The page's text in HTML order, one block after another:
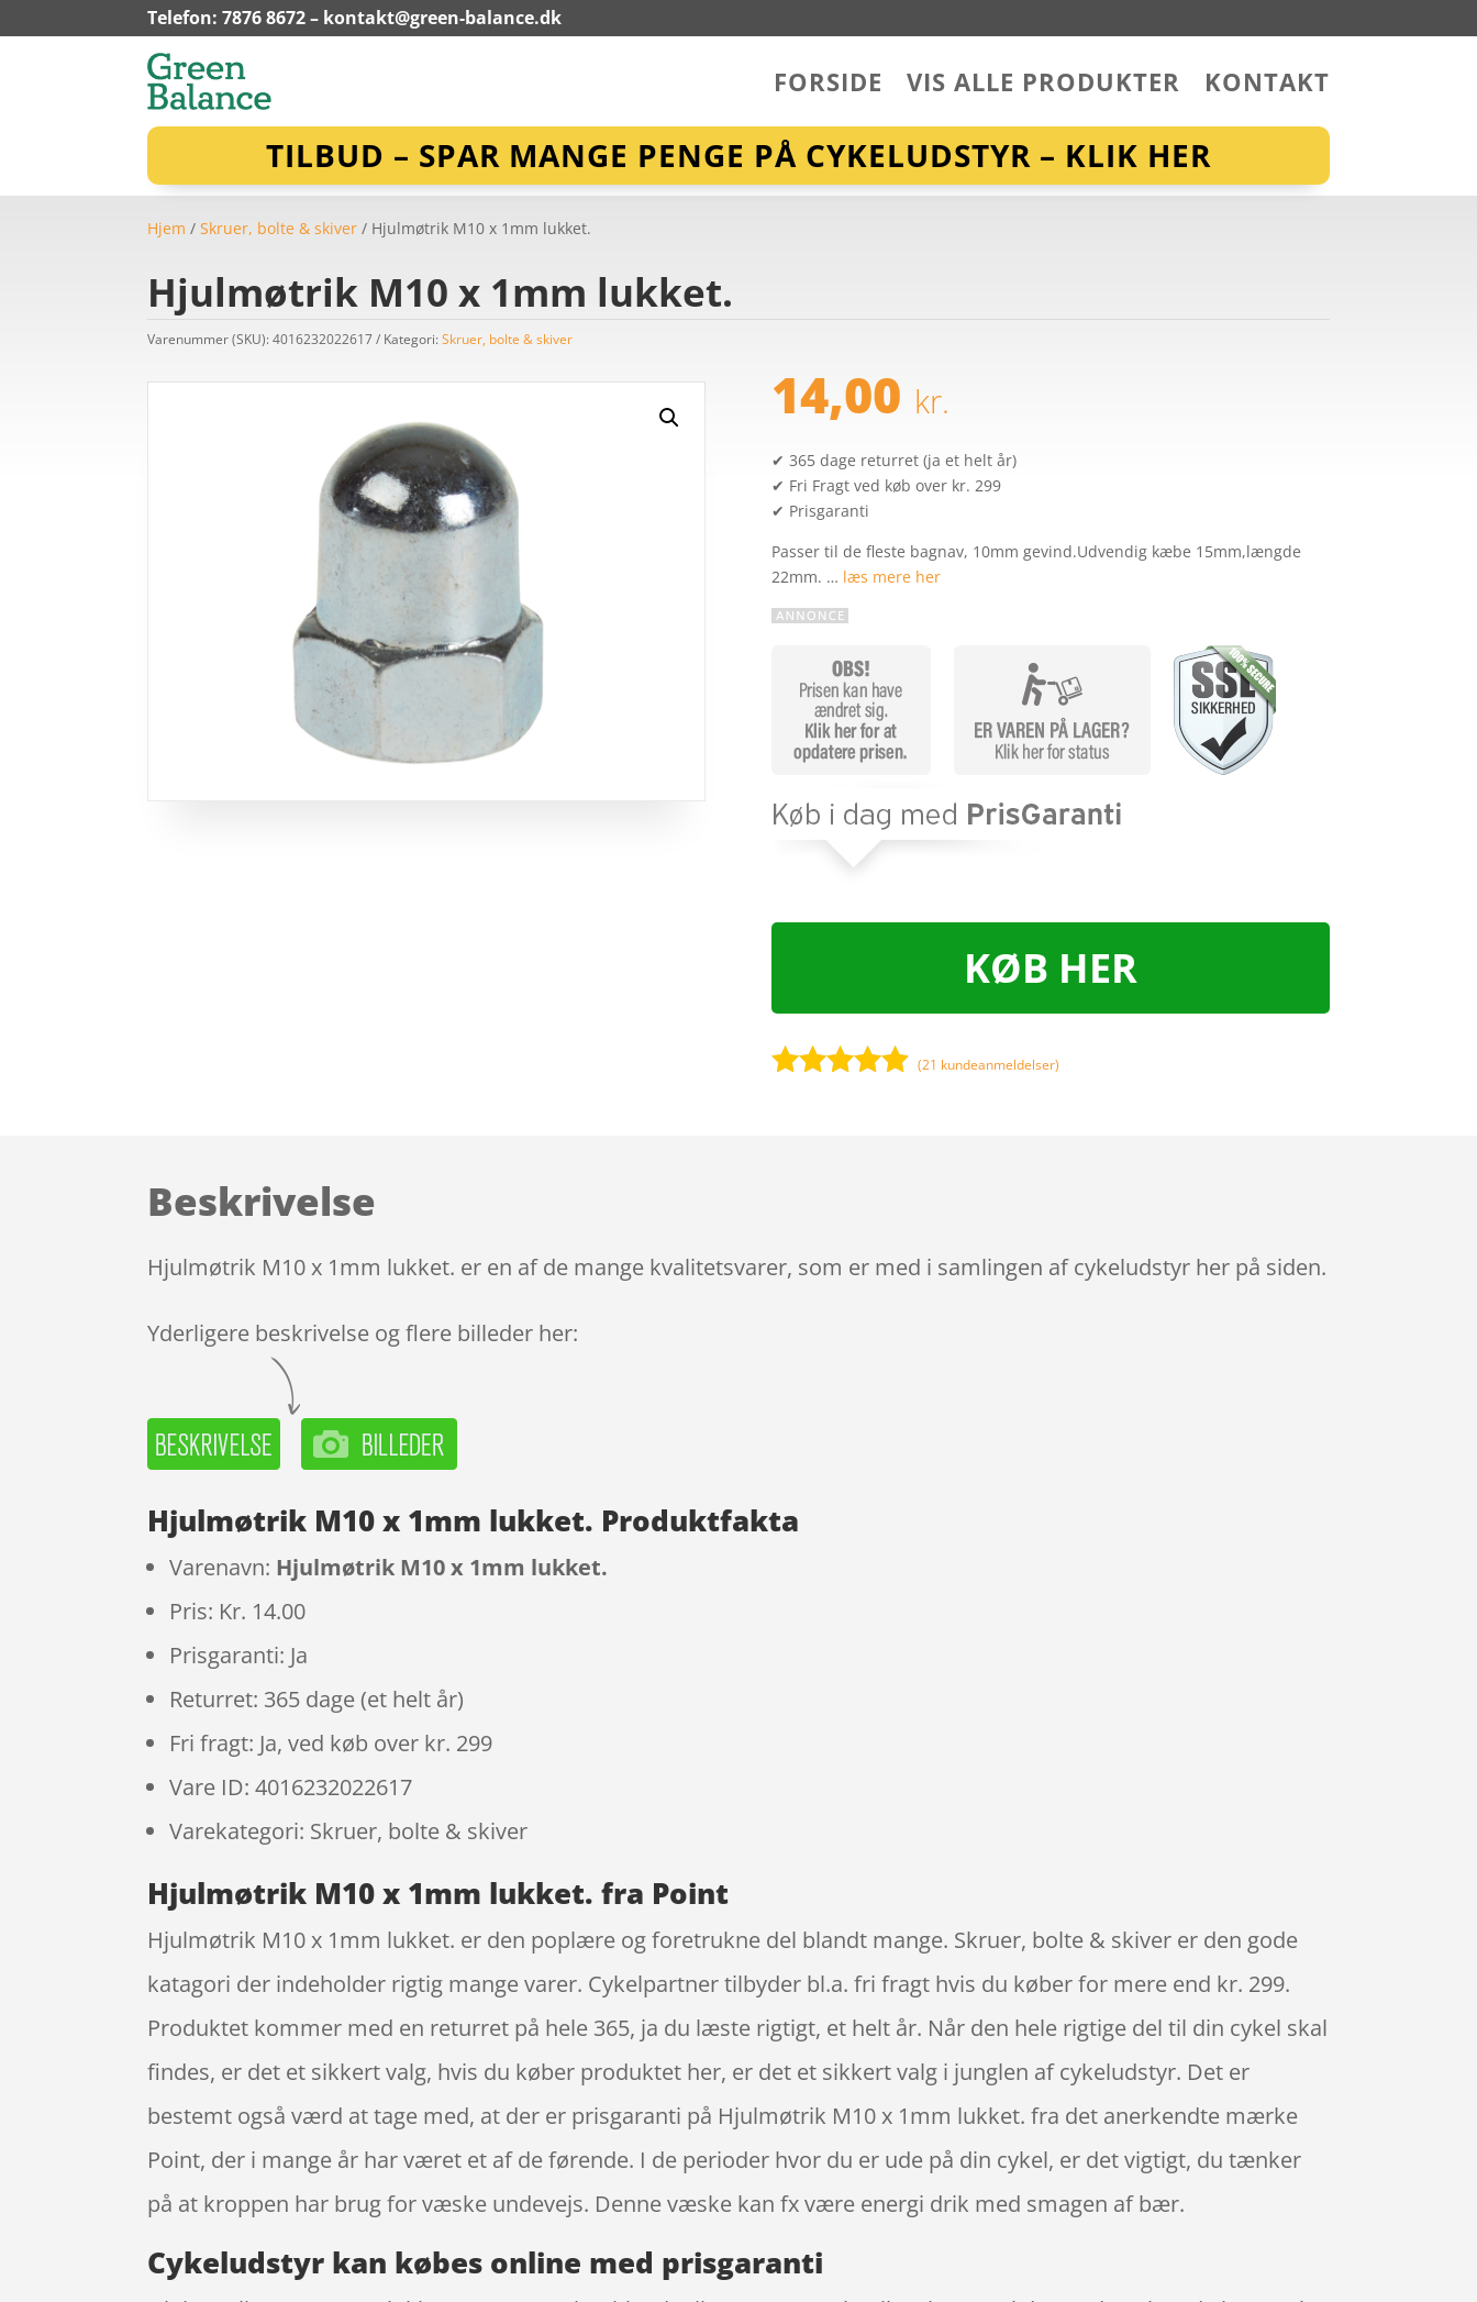
Telefon: 7876 8672 – kontakt@green-balance.dk
FORSIDE VIS ALLE PRODUKTER KONTAKT
TILBUD – SPAR MANGE PENGE PÅ CYKELUDSTYR – KLIK HER
Hjem /Skruer, bolte & skiver / Hjulmøtrik M10 x 1mm lukket.
Hjulmøtrik M10 x 1mm lukket.
Varenummer (SKU):4016232022617 Kategori:Skruer, bolte & skiver
14,00 kr.
✔ 365 dage returret (ja et helt år)
✔ Fri Fragt ved køb over kr. 299
✔ Prisgaranti
Passer til de fleste bagnav, 10mm gevind.Udvendig kæbe 15mm,længde
22mm. … læs mere her
KØB HER
(21 kundeanmeldelser)
Beskrivelse
Hjulmøtrik M10 x 1mm lukket. er en af de mange kvalitetsvarer, som er med i samlingen af cykeludstyr her på siden.
Yderligere beskrivelse og flere billeder her:
Hjulmøtrik M10 x 1mm lukket. Produktfakta
Varenavn: Hjulmøtrik M10 x 1mm lukket.
Pris: Kr. 14.00
Prisgaranti: Ja
Returret: 365 dage (et helt år)
Fri fragt: Ja, ved køb over kr. 299
Vare ID: 4016232022617
Varekategori: Skruer, bolte & skiver
Hjulmøtrik M10 x 1mm lukket. fra Point
Hjulmøtrik M10 x 1mm lukket. er den poplære og foretrukne del blandt mange. Skruer, bolte & skiver er den gode
katagori der indeholder rigtig mange varer. Cykelpartner tilbyder bl.a. fri fragt hvis du køber for mere end kr. 299.
Produktet kommer med en returret på hele 365, ja du læste rigtigt, et helt år. Når den hele rigtige del til din cykel skal
findes, er det et sikkert valg, hvis du køber produktet her, er det et sikkert valg i junglen af cykeludstyr. Det er
bestemt også værd at tage med, at der er prisgaranti på Hjulmøtrik M10 x 1mm lukket. fra det anerkendte mærke
Point, der i mange år har været et af de førende. I de perioder hvor du er ude på din cykel, er det vigtigt, du tænker
på at kroppen har brug for væske undevejs. Denne væske kan fx være energi drik med smagen af bær.
Cykeludstyr kan købes online med prisgaranti